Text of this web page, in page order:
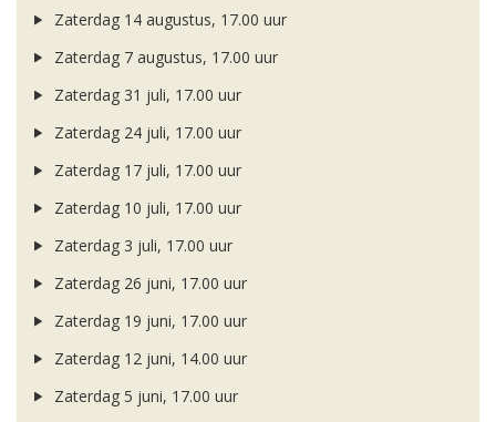
Zaterdag 14 augustus, 17.00 uur
Zaterdag 7 augustus, 17.00 uur
Zaterdag 31 juli, 17.00 uur
Zaterdag 24 juli, 17.00 uur
Zaterdag 17 juli, 17.00 uur
Zaterdag 10 juli, 17.00 uur
Zaterdag 3 juli, 17.00 uur
Zaterdag 26 juni, 17.00 uur
Zaterdag 19 juni, 17.00 uur
Zaterdag 12 juni, 14.00 uur
Zaterdag 5 juni, 17.00 uur